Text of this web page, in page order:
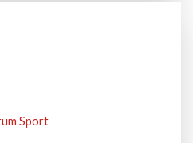
Sport